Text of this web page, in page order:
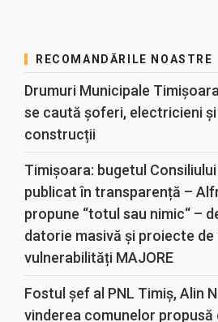
RECOMANDĂRILE NOASTRE
Drumuri Municipale
se caută șoferi, electricieni
construcții
Timișoara: bugetul
publicat în transparență –
propune “totul sau nimic“ –
datorie masivă și proiecte de
vulnerabilități MAJORE
Fostul șef al PNL Timiș, Alin
vinderea comunelor propusă